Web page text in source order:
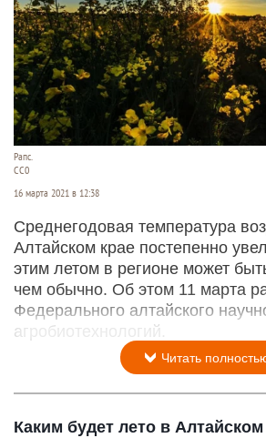
Рапс.
СС0
16 марта 2021 в 12:38
Среднегодовая температура
Алтайском крае постепенно
этим летом в регионе может
чем обычно. Об этом 11 марта
Федерального алтайского
агробиотехнологий.
Читать
Каким будет лето в